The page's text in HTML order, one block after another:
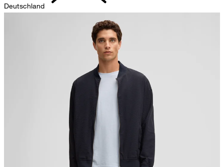
nicht Trommeltrocknen
Deutschland
Sonnenwiesenstrasse 21